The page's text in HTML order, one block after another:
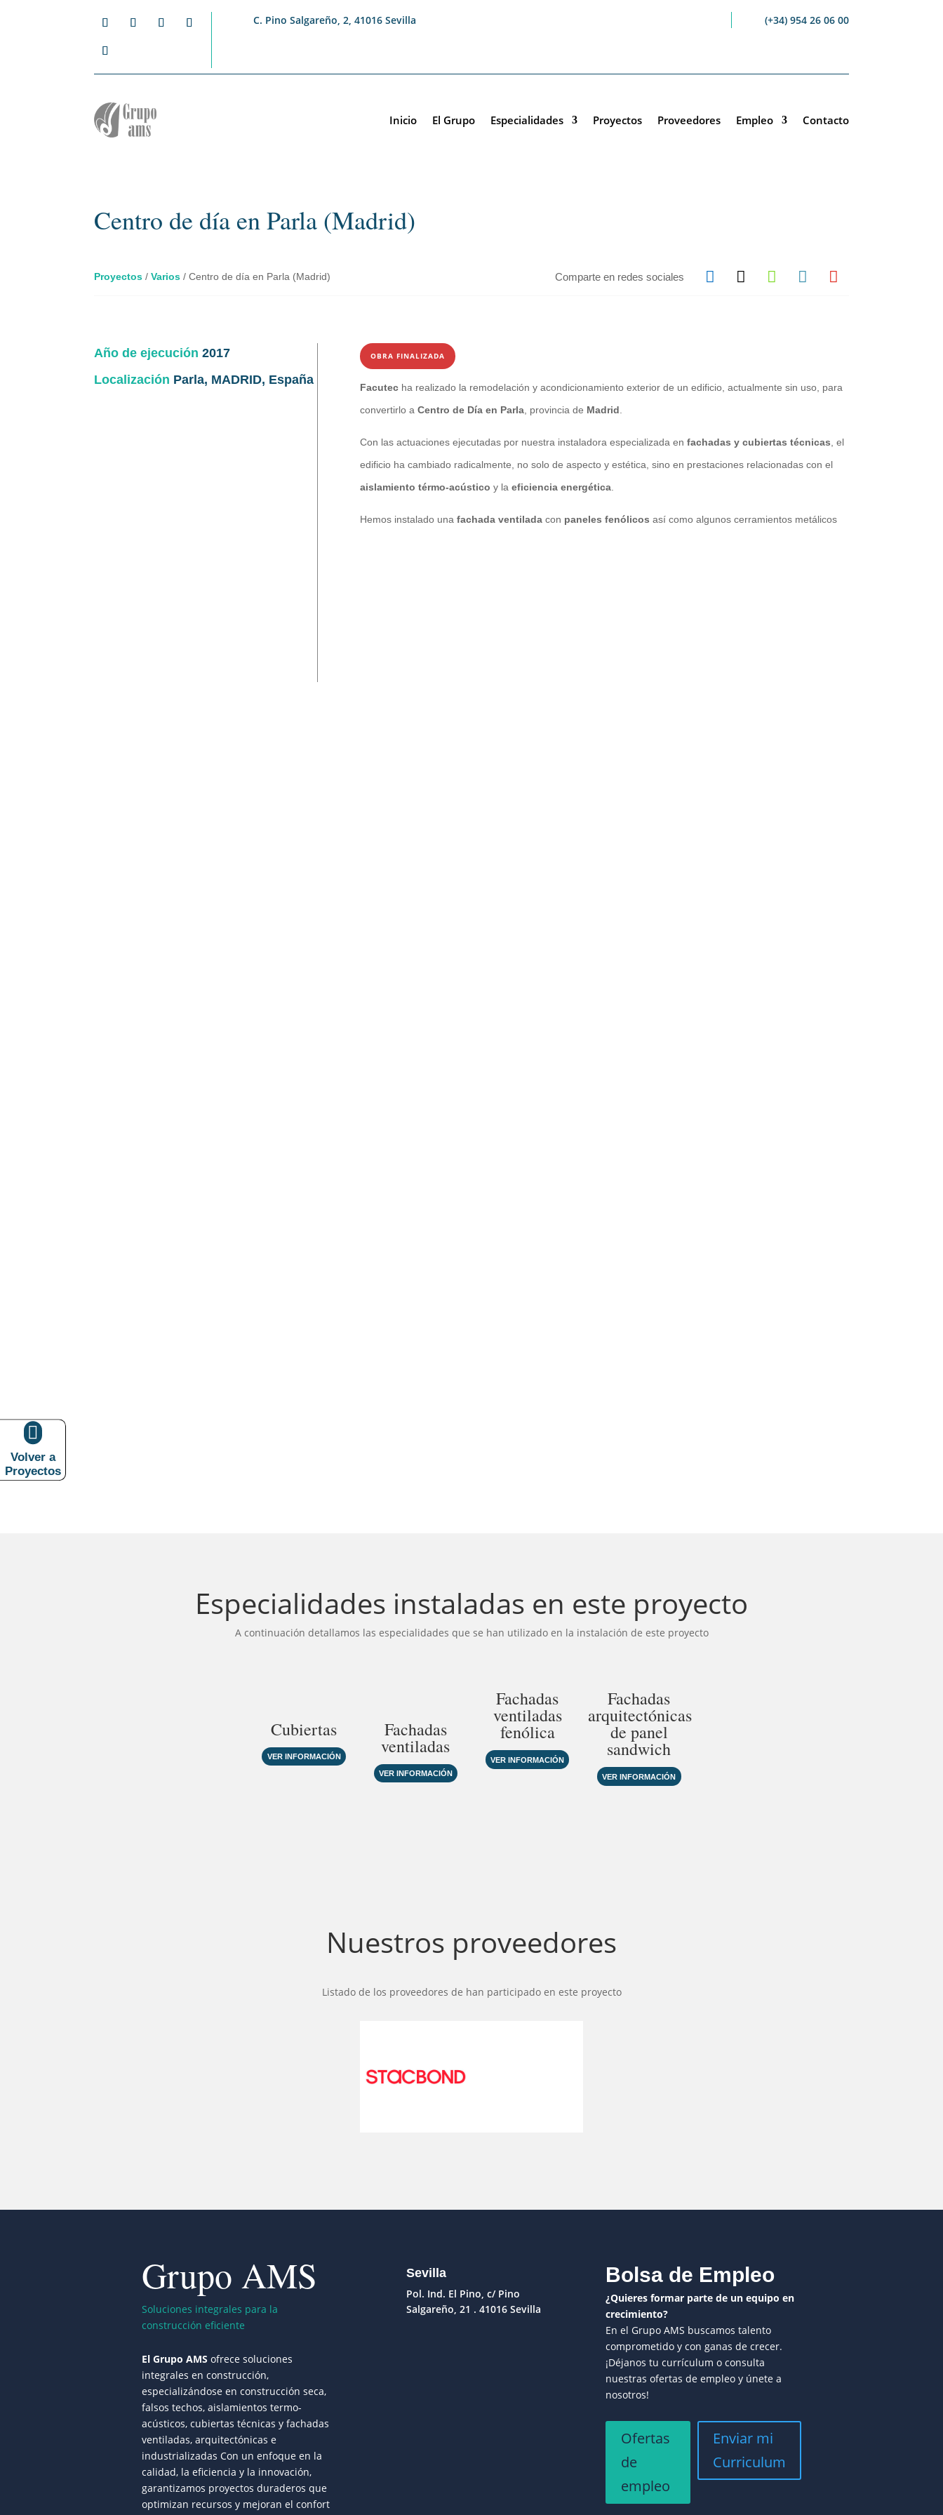
C. Pino Salgareño, 2, 41016 Sevilla (+34) 954 26 06 00
Inicio El Grupo Especialidades Proyectos Proveedores Empleo Contacto
Centro de día en Parla (Madrid)
Proyectos /Varios /Centro de día en Parla (Madrid) Comparte en redes sociales     
Año de ejecución 2017
Localización Parla, MADRID, España
OBRA FINALIZADA
Facutecha realizado la remodelación y acondicionamiento exterior de un edificio, actualmente sin uso, para
convertirlo a Centro de Día en Parla, provincia de Madrid
Con las actuaciones ejecutadas por nuestra instaladora especializada en fachadas y cubiertas técnicas , el
edificio ha cambiado radicalmente, no solo de aspecto y estética, sino en prestaciones relacionadas con el
aislamiento térmo-acústico y la eficiencia energética.
Hemos instalado una fachada ventiladacon paneles fenólicos así como algunos cerramientos metálicos

Volver a
Proyectos
Especialidades instaladas en este proyecto
A continuación detallamos las especialidades que se han utilizado en la instalación de este proyecto
Cubiertas
VER INFORMACIÓN
Fachadas
ventiladas
VER INFORMACIÓN
Fachadas
ventiladas
fenólica
VER INFORMACIÓN
Fachadas
arquitectónicas
de panel
sandwich
VER INFORMACIÓN
Nuestros proveedores
Listado de los proveedores de han participado en este proyecto
Grupo AMS
Soluciones integrales para la
construcción eficiente
El Grupo AMS ofrece soluciones
integrales en construcción,
especializándose en construcción seca,
falsos techos, aislamientos termo-
acústicos, cubiertas técnicas y fachadas
ventiladas, arquitectónicas e
industrializadas Con un enfoque en la
calidad, la eficiencia y la innovación,
garantizamos proyectos duraderos que
optimizan recursos y mejoran el confort
Sevilla
Pol. Ind. El Pino, c/ Pino
Salgareño, 21 . 41016 Sevilla
Bolsa de Empleo
¿Quieres formar parte de un equipo en
crecimiento?
En el Grupo AMS buscamos talento
comprometido y con ganas de crecer.
¡Déjanos tu currículum o consulta
nuestras ofertas de empleo y únete a
nosotros!
Ofertas
de
empleo
Enviar mi
Curriculum